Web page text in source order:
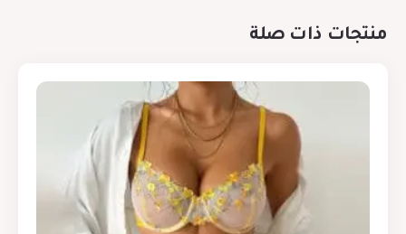
منتجات ذات صلة